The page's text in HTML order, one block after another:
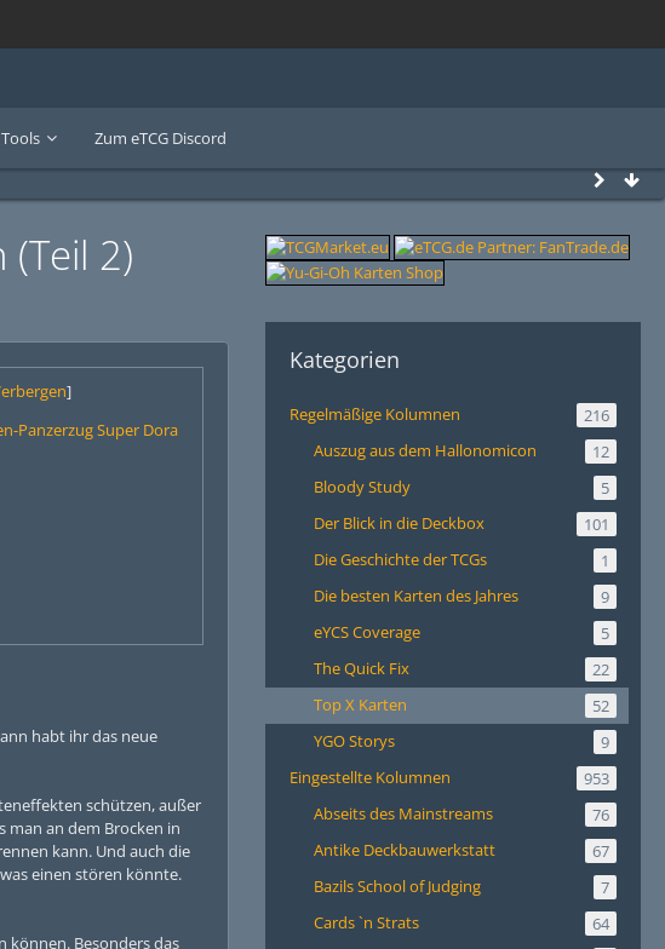
Tools
Zum eTCG Discord
2)
]
Panzerzug Super Dora
habt ihr das neue
schützen, außer
man an dem Brocken in
kann. Und auch die
einen stören könnte.
können. Besonders das
Kategorien
Regelmäßige Kolumnen
216
Auszug aus dem Hallonomicon
12
Bloody Study
5
Der Blick in die Deckbox
101
Die Geschichte der TCGs
1
Die besten Karten des Jahres
9
eYCS Coverage
5
The Quick Fix
22
Top X Karten
52
YGO Storys
9
Eingestellte Kolumnen
953
Abseits des Mainstreams
76
Antike Deckbauwerkstatt
67
Bazils School of Judging
7
Cards `n Strats
64